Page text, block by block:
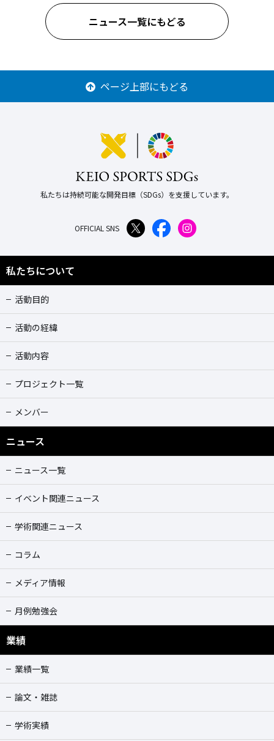
ニュース一覧にもどる
ページ上部にもどる
私たちは持続可能な開発目標（SDGs）を支援しています。
OFFICIAL SNS
私たちについて
活動目的
活動の経緯
活動内容
プロジェクト一覧
メンバー
ニュース
ニュース一覧
イベント関連ニュース
学術関連ニュース
コラム
メディア情報
月例勉強会
業績
業績一覧
論文・雑誌
学術実績